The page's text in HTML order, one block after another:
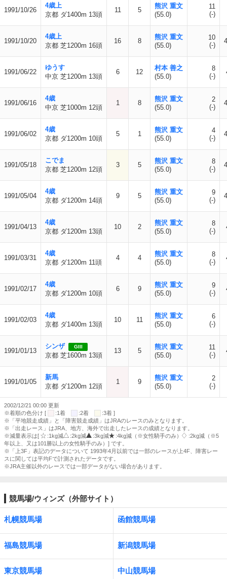
1991/10/26
4歳上
京都 ダ1400m 13頭
11 5
熊沢 重文
(55.0)
11
(-)
1991/10/20
4歳上
京都 芝1200m 16頭
16 8
熊沢 重文
(55.0)
10
(-)
1991/06/22
ゆうす
中京 芝1200m 13頭
6 12
村本 善之
(55.0)
8
(-)
1991/06/16
4歳
中京 芝1000m 12頭
1 8
熊沢 重文
(55.0)
2
(-)
1991/06/02
4歳
京都 ダ1200m 10頭
5 1
熊沢 重文
(55.0)
4
(-)
1991/05/18
こでま
京都 芝1200m 12頭
3 5
熊沢 重文
(55.0)
8
(-)
1991/05/04
4歳
京都 ダ1200m 14頭
9 5
熊沢 重文
(55.0)
9
(-)
1991/04/13
4歳
京都 ダ1200m 13頭
10 2
熊沢 重文
(55.0)
8
(-)
1991/03/31
4歳
京都 ダ1200m 11頭
4 4
熊沢 重文
(55.0)
8
(-)
1991/02/17
4歳
京都 ダ1200m 10頭
6 9
熊沢 重文
(55.0)
9
(-)
1991/02/03
4歳
京都 ダ1400m 13頭
10 11
熊沢 重文
(55.0)
6
(-)
1991/01/13
シンザ GIII
京都 芝1600m 13頭
13 5
熊沢 重文
(55.0)
11
(-)
1991/01/05
新馬
京都 ダ1200m 12頭
1 9
熊沢 重文
(55.0)
2
(-)
2002/12/21 00:00 更新
※着順の色分け [
:1着 :2着
:3着 ]
※「平地競走成績」と「障害競走成績」はJRAのレースのみとなります。
※「出走レース」はJRA、地方、海外で出走したレースの成績となります。
※減量表示は[
:1kg減 :2kg減 :3kg減 :4kg減（※女性騎手のみ）
:2kg減（※5
年以上、又は101勝以上の女性騎手のみ）] です。
※「上3F」表記のデータについて 1993年4月以前では一部のレースが上4F、障害レー
スに関しては平均Fで計測されたデータです。
※JRA主催以外のレースでは一部データがない場合があります。
競馬場/ウィンズ（外部サイト）
札幌競馬場 函館競馬場
福島競馬場 新潟競馬場
東京競馬場 中山競馬場